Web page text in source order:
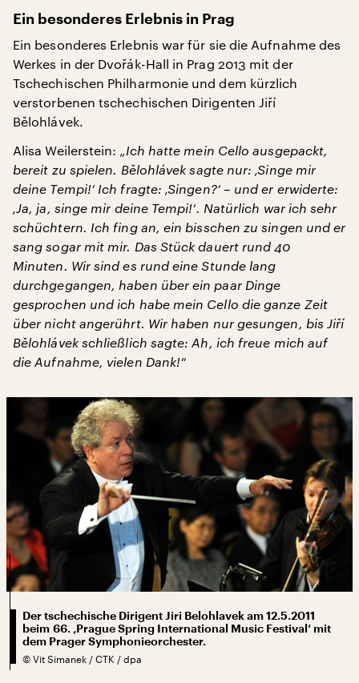
Ein besonderes Erlebnis in Prag
Ein besonderes Erlebnis war für sie die Aufnahme des
Werkes in der Dvořák-Hall in Prag 2013 mit der
Tschechischen Philharmonie und dem kürzlich
verstorbenen tschechischen Dirigenten Jiří
Bělohlávek.
Alisa Weilerstein: „Ich hatte mein Cello ausgepackt,
bereit zu spielen. Bělohlávek sagte nur: ‚Singe mir
deine Tempi!‘ Ich fragte: ‚Singen?‘ – und er erwiderte:
‚Ja, ja, singe mir deine Tempi!‘. Natürlich war ich sehr
schüchtern. Ich fing an, ein bisschen zu singen und er
sang sogar mit mir. Das Stück dauert rund 40
Minuten. Wir sind es rund eine Stunde lang
durchgegangen, haben über ein paar Dinge
gesprochen und ich habe mein Cello die ganze Zeit
über nicht angerührt. Wir haben nur gesungen, bis Jiří
Bělohlávekschließlich sagte: Ah, ich freue mich auf
die Aufnahme, vielen Dank!“
Der tschechische Dirigent Jiri Belohlavek am 12.5.2011
beim 66. ‚Prague Spring International Music Festival‘ mit
dem Prager Symphonieorchester.
© Vit Simanek / CTK / dpa